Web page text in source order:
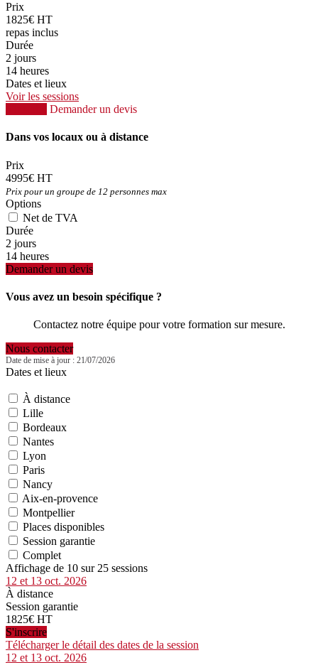
Prix
1825€ HT
repas inclus
Durée
2 jours
14 heures
Dates et lieux
Voir les sessions
Demander un devis
Dans vos locaux ou à distance
Prix
4995€ HT
Prix pour un groupe de 12 personnes max
Options
Net de TVA
Durée
2 jours
14 heures
Demander un devis
Vous avez un besoin spécifique ?
Contactez notre équipe pour votre formation sur mesure.
Nous contacter
Date de mise à jour : 21/07/2026
Dates et lieux
À distance
Lille
Bordeaux
Nantes
Lyon
Paris
Nancy
Aix-en-provence
Montpellier
Places disponibles
Session garantie
Complet
Affichage de 10 sur 25 sessions
12 et 13 oct. 2026
À distance
Session garantie
1825€ HT
S'inscrire
Télécharger le détail des dates de la session
12 et 13 oct. 2026